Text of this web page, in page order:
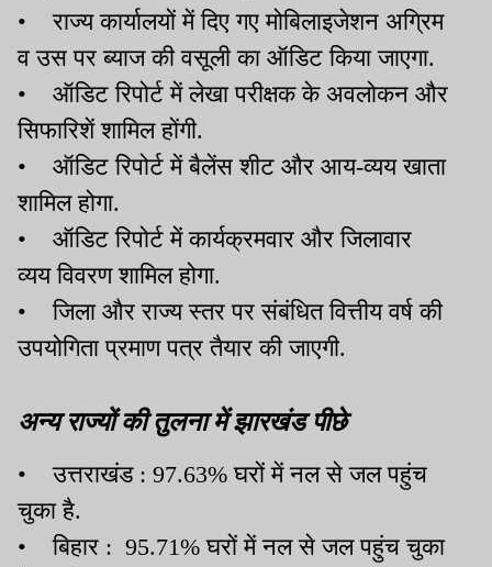
• राज्य कार्यालयों में दिए गए मोबिलाइजेशन अग्रिम
व उस पर ब्याज की वसूली का ऑडिट किया जाएगा.
• ऑडिट रिपोर्ट में लेखा परीक्षक के अवलोकन और
सिफारिशें शामिल होंगी.
• ऑडिट रिपोर्ट में बैलेंस शीट और आय-व्यय खाता
शामिल होगा.
• ऑडिट रिपोर्ट में कार्यक्रमवार और जिलावार
व्यय विवरण शामिल होगा.
• जिला और राज्य स्तर पर संबंधित वित्तीय वर्ष की
उपयोगिता प्रमाण पत्र तैयार की जाएगी.
अन्य राज्यों की तुलना में झारखंड पीछे
• उत्तराखंड : 97.63% घरों में नल से जल पहुंच
चुका है.
• बिहार : 95.71% घरों में नल से जल पहुंच चुका